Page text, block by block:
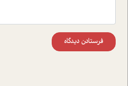
فرستادن دیدگاه